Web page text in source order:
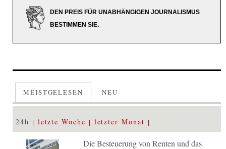
DEN PREIS FÜR UNABHÄNGIGEN JOURNALISMUS
BESTIMMEN SIE.
MEISTGELESEN NEU
24h letzte Woche letzter Monat
Die Besteuerung von Renten und das